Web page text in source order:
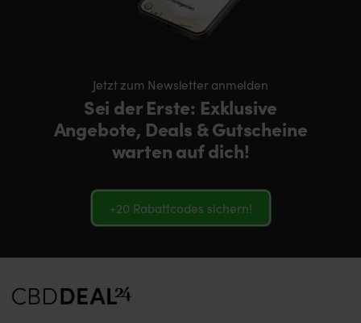
Jetzt zum Newsletter anmelden
Sei der Erste: Exklusive
Angebote, Deals & Gutscheine
warten auf dich!
+20 Rabattcodes sichern!